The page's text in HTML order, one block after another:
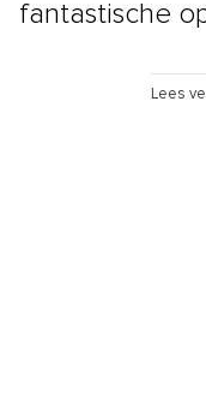
fantastische
Lees